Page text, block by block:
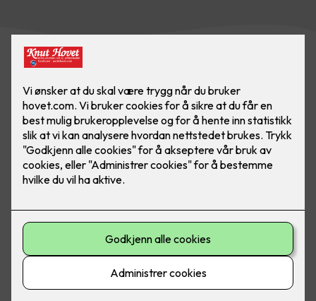
Få full kontroll over ditt sikringsskap